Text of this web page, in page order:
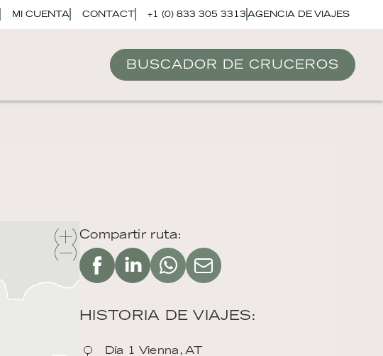
MI CUENTA CONTACT +1 (0) 833 305 3313 AGENCIA DE VIAJES
BUSCADOR DE CRUCEROS
Compartir ruta:
HISTORIA DE VIAJES:
Día 1 Vienna, AT